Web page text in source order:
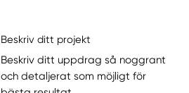
Beskriv ditt projekt
Beskriv ditt uppdrag så noggrant
och detaljerat som möjligt för